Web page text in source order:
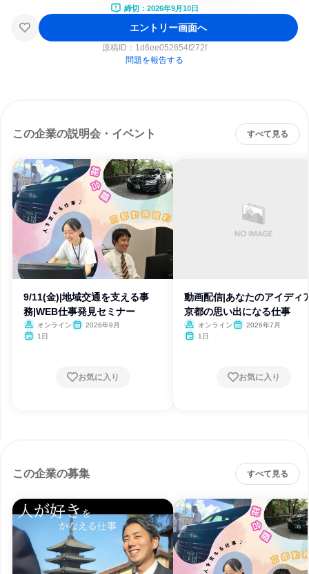
締切：2026年9月10日
エントリー画面へ
原稿ID： 1d6ee052654f272f
問題を報告する
この企業の説明会・イベント すべて見る
9/11(金)|地域交通を支える事
務|WEB仕事発見セミナー
オンライン
2026年9月
1日
お気に入り
動画配信|あなたのアイディ
京都の思い出になる仕事
オンライン
2026年7月
1日
お気に入り
この企業の募集 すべて見る